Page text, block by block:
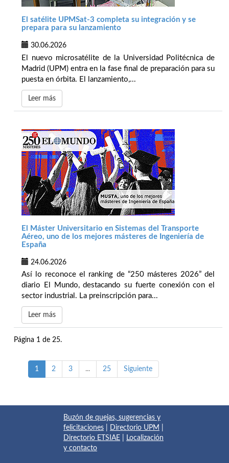
El satélite UPMSat-3 completa su integración y se
prepara para su lanzamiento
30.06.2026
El nuevo microsatélite de la Universidad Politécnica de
Madrid (UPM) entra en la fase final de preparación para su
puesta en órbita. El lanzamiento,...
Leer más
El Máster Universitario en Sistemas del Transporte
Aéreo, uno de los mejores másteres de Ingeniería de
España
24.06.2026
Así lo reconoce el ranking de “250 másteres 2026” del
diario El Mundo, destacando su fuerte conexión con el
sector industrial. La preinscripción para...
Leer más
Página 1 de 25.
1 2 3 ... 25 Siguiente
Buzón de quejas, sugerencias y
felicitaciones
Directorio UPM
Directorio ETSIAE
Localización
y contacto